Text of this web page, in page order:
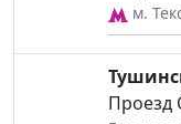
м.
Проезд